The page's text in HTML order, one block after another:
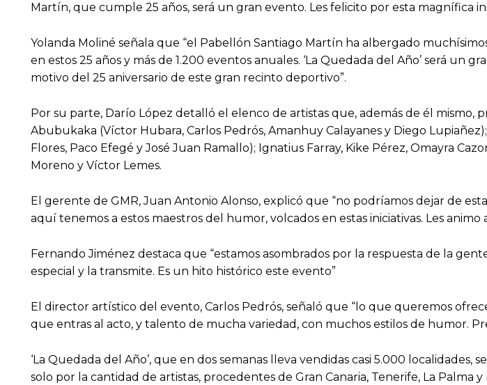
Martín, que cumple 25 años, será un gran evento. Les felicito por esta magnífica
Yolanda Moliné señala que “el Pabellón Santiago Martín ha albergado
en estos 25 años y más de 1.200 eventos anuales. ‘La Quedada del Año’ será un
motivo del 25 aniversario de este gran recinto deportivo”.
Por su parte, Darío López detalló el elenco de artistas que, además de él mismo,
Abubukaka (Víctor Hubara, Carlos Pedrós, Amanhuy Calayanes y Diego
Flores, Paco Efegé y José Juan Ramallo); Ignatius Farray, Kike Pérez, Omayra
Moreno y Víctor Lemes.
El gerente de GMR, Juan Antonio Alonso, explicó que “no podríamos dejar de
aquí tenemos a estos maestros del humor, volcados en estas iniciativas. Les
Fernando Jiménez destaca que “estamos asombrados por la respuesta de la
especial y la transmite. Es un hito histórico este evento”
El director artístico del evento, Carlos Pedrós, señaló que “lo que queremos
que entras al acto, y talento de mucha variedad, con muchos estilos de humor.
‘La Quedada del Año’, que en dos semanas lleva vendidas casi 5.000
solo por la cantidad de artistas, procedentes de Gran Canaria, Tenerife, La